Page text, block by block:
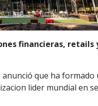
financieras,
que ha formado
lider mundial en